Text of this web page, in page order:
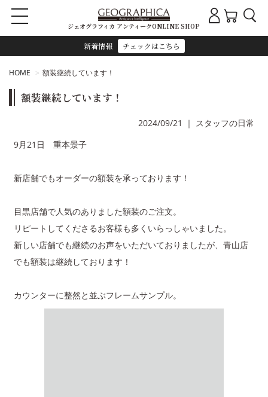
新着情報 チェックはこちら
ジェオグラフィカ アンティークONLINE SHOP
HOME 額装継続しています！
額装継続しています！
2024/09/21 ｜ スタッフの日常
9月21日 重本景子
新店舗でもオーダーの額装を承っております！
目黒店舗で人気のありました額装のご注文。
リピートしてくださるお客様も多くいらっしゃいました。
新しい店舗でも継続のお声をいただいておりましたが、青山店
でも額装は継続しております！
カウンターに整然と並ぶフレームサンプル。